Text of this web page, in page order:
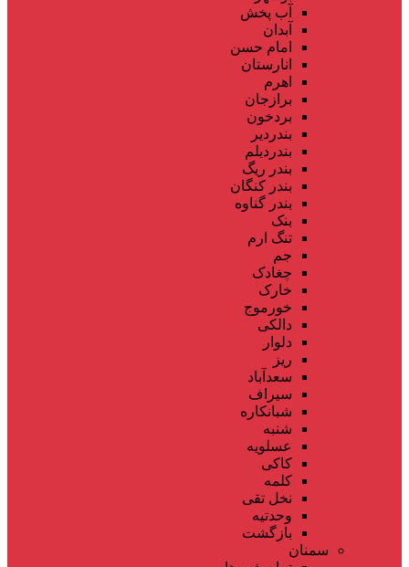
آب پخش
آبدان
امام حسن
انارستان
اهرم
برازجان
بردخون
بندردیر
بندردیلم
بندر ریگ
بندر کنگان
بندر گناوه
بنک
تنگ ارم
جم
چغادک
خارک
خورموج
دالکی
دلوار
ریز
سعدآباد
سیراف
شبانکاره
شنبه
عسلویه
کاکی
کلمه
نخل تقی
وحدتیه
بازگشت
سمنان